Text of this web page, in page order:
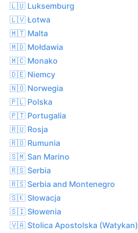
🇱🇺 Luksemburg
🇱🇻 Łotwa
🇲🇹 Malta
🇲🇩 Mołdawia
🇲🇨 Monako
🇩🇪 Niemcy
🇳🇴 Norwegia
🇵🇱 Polska
🇵🇹 Portugalia
🇷🇺 Rosja
🇷🇴 Rumunia
🇸🇲 San Marino
🇷🇸 Serbia
🇷🇸 Serbia and Montenegro
🇸🇰 Słowacja
🇸🇮 Słowenia
🇻🇦 Stolica Apostolska (Watykan)